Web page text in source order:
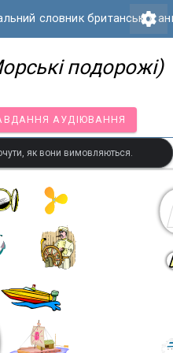
словник британської
settings
подорожі)
ЗАВДАННЯ АУДІЮВАННЯ
як вони вимовляються.